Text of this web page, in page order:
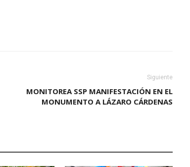
Siguiente
MONITOREA SSP MANIFESTACIÓN EN EL
MONUMENTO A LÁZARO CÁRDENAS